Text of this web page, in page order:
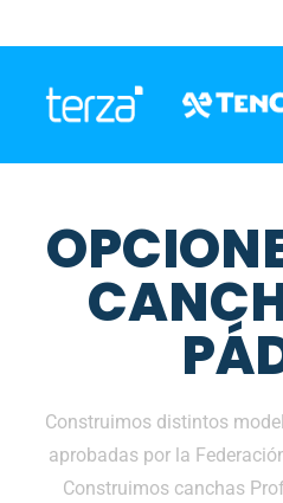
Construimos distintos
aprobadas por la
Construimos canchas